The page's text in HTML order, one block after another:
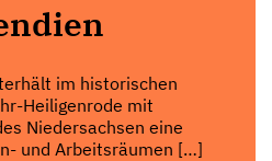
im historischen
Heiligenrode mit
Niedersachsen eine
und Arbeitsräumen […]